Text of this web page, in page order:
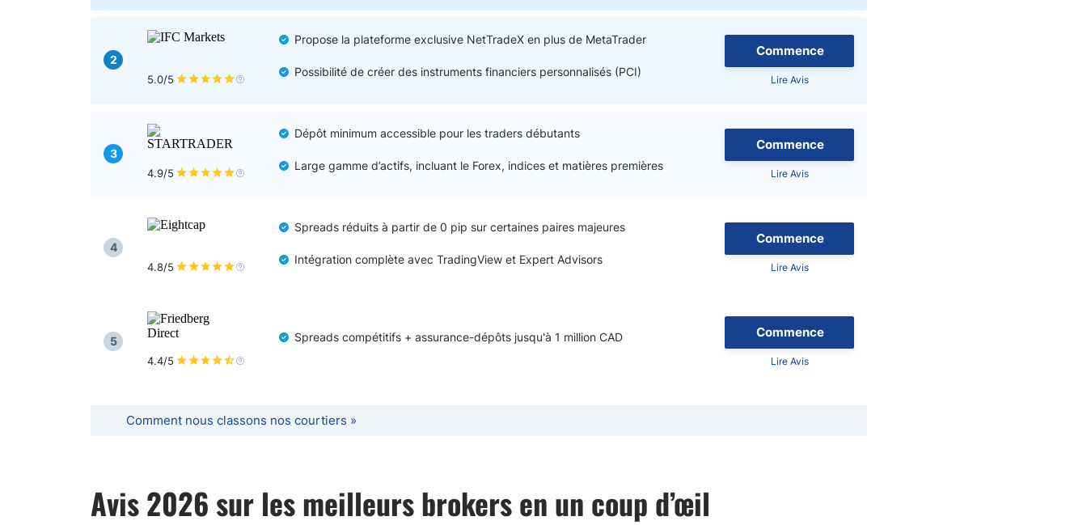
Échange de crypto-monnaies
Day trading
Commence
Lire Avis
2
5.0/5
Propose la plateforme exclusive NetTradeX en plus de MetaTrader
Possibilité de créer des instruments financiers personnalisés (PCI)
Commence
Lire Avis
3
4.9/5
Dépôt minimum accessible pour les traders débutants
Large gamme d’actifs, incluant le Forex, indices et matières premières
Commence
Lire Avis
4
4.8/5
Spreads réduits à partir de 0 pip sur certaines paires majeures
Intégration complète avec TradingView et Expert Advisors
Commence
Lire Avis
5
4.4/5
Spreads compétitifs + assurance-dépôts jusqu'à 1 million CAD
Comment nous classons nos courtiers »
Avis 2026 sur les meilleurs brokers en un coup d’œil